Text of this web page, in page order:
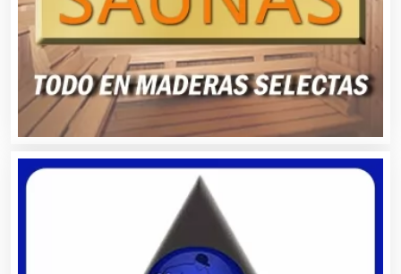
Carnicerías
Carpinterías
Centros Comerciales
Centros de Espectáculos
Centros de Nutrición